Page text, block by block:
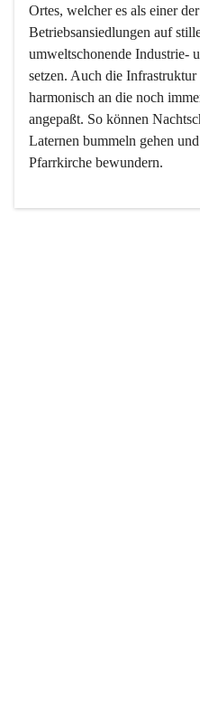
Ortes, welcher es als einer
Betriebsansiedlungen auf
umweltschonende Industrie-
setzen. Auch die
harmonisch an die noch
angepaßt. So können
Laternen bummeln gehen
Pfarrkirche bewundern.
Der Weinbau dominert